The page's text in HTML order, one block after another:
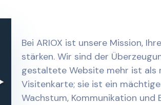
Bei ARIOX ist unsere Mission,
stärken. Wir sind der
gestaltete Website mehr ist als
Visitenkarte; sie ist ein
Wachstum, Kommunikation und